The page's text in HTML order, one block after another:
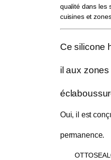
qualité dans les
cuisines et
Ce silicone
il aux
Oui, il est
permanence.